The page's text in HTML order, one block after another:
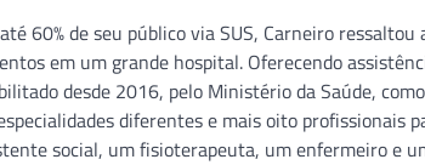
60% de seu público via SUS, Carneiro ressaltou
em um grande hospital. Oferecendo
desde 2016, pelo Ministério da Saúde,
diferentes e mais oito profissionais
social, um fisioterapeuta, um enfermeiro e